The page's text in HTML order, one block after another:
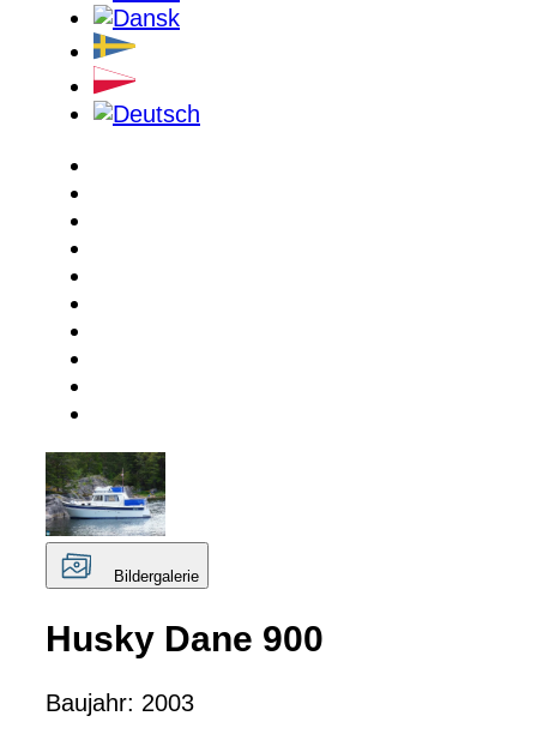
Bildergalerie
Husky Dane 900
Baujahr: 2003